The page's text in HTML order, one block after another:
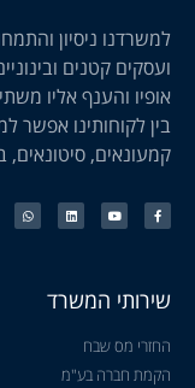
למשרדנו ניסיון
ועסקים קטנים
אופיו והענף אליו
בין לקוחותינו אפשר
קמעונאים, סיטונאים,
שירותי המשרד
החזרי מס שבח
הקמת חברה בע"מ